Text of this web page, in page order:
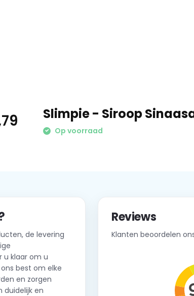
Slimpie - Siroop
Op voorraad
de levering
u klaar om u
best om elke
en zorgen
duidelijk en
Reviews
Klanten beoordelen